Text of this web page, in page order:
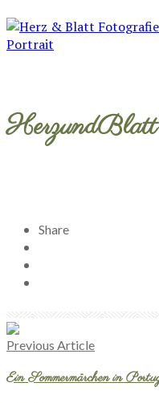
Share
Previous Article
Ein Sommermärchen in